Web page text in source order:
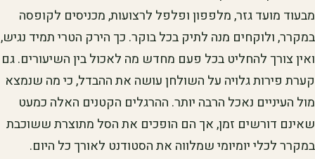
מבעוד מועד גזר, מלפפון ופלפל לרצועות, מכניסים לקופסה
במקרר, ולוקחים מנה לתיק בכל בוקר. כך הירק הטרי תמיד נגיש,
ואין צורך להחליט בכל פעם מחדש מה לאכול בין השיעורים. גם
קערת פירות גלויה על השולחן עושה את ההבדל, כי מה שנמצא
מול העיניים נאכל הרבה יותר. ההרגלים הקטנים האלה כמעט
שאינם דורשים זמן, אך הם הופכים את הסל מתוצרת ששוכבת
במקרר לכלי יומיומי שמלווה את הסטודנט לאורך כל היום.